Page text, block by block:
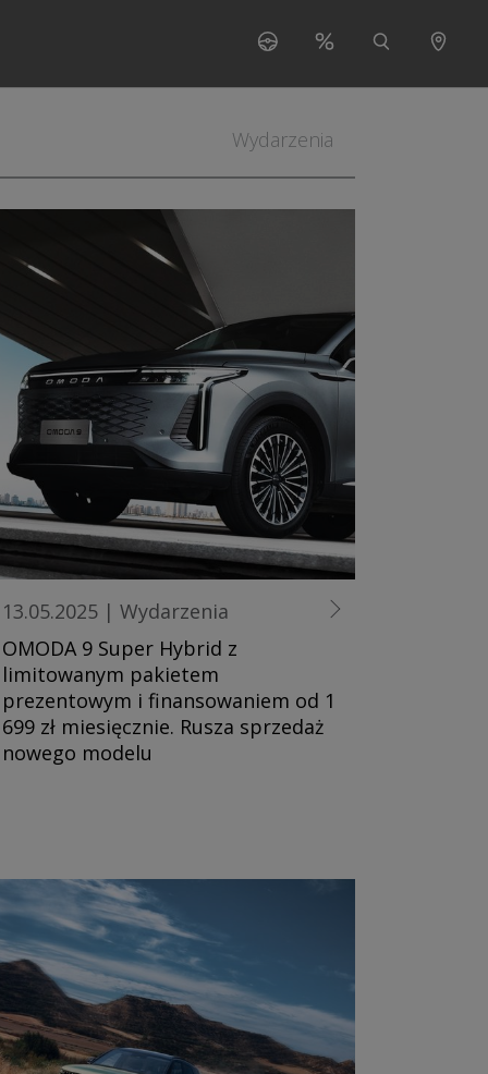
for "O nas"
Wydarzenia
13.05.2025 | Wydarzenia
OMODA 9 Super Hybrid z
limitowanym pakietem
prezentowym i finansowaniem od 1
699 zł miesięcznie. Rusza sprzedaż
nowego modelu